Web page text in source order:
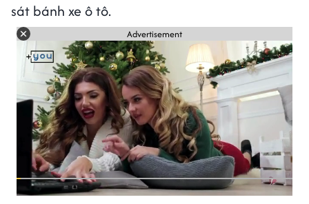
sát bánh xe ô tô.
Advertisement